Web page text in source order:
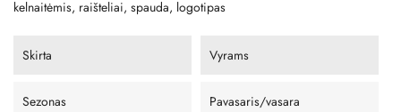
kelnaitėmis, raišteliai, spauda, ​​logotipas
Skirta Vyrams
Sezonas Pavasaris/vasara